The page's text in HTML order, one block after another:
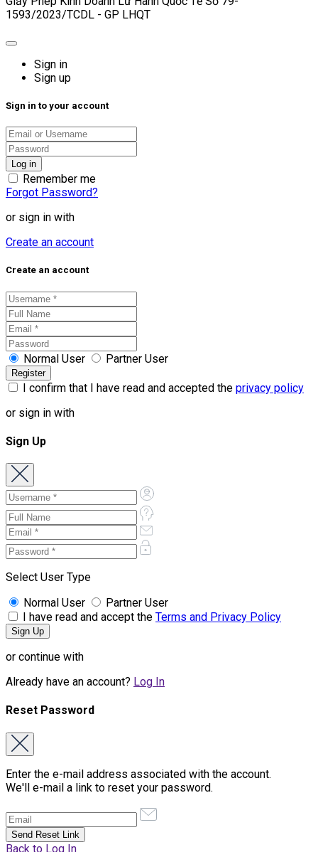
1593/2023/TCDL - GP LHQT
Sign in
Sign up
Sign in to your account
Remember me
Forgot Password?
or sign in with
Create an account
Create an account
Normal User Partner User
I confirm that I have read and accepted the privacy policy
or sign in with
Sign Up
Select User Type
Normal User
Partner User
I have read and accept the Terms and Privacy Policy
or continue with
Already have an account? Log In
Reset Password
Enter the e-mail address associated with the account.
We'll e-mail a link to reset your password.
Back to Log In